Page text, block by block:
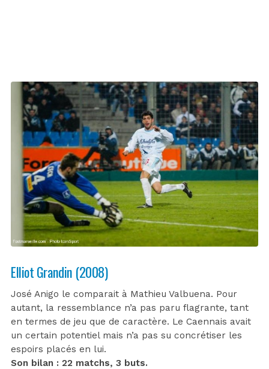
Elliot Grandin (2008)
José Anigo le comparait à Mathieu Valbuena. Pour
autant, la ressemblance n’a pas paru flagrante, tant
en termes de jeu que de caractère. Le Caennais avait
un certain potentiel mais n’a pas su concrétiser les
espoirs placés en lui.
Son bilan : 22 matchs, 3 buts.